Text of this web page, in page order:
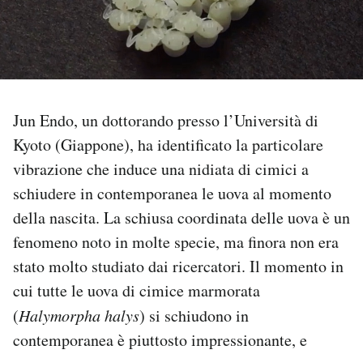
PODCAST
I MIEI PREFERITI
SHOP
CALENDARIO
AREA PERSONALE
Area Personale
Jun Endo, un dottorando presso l’Università di
Kyoto (Giappone), ha identificato la particolare
vibrazione che induce una nidiata di cimici a
schiudere in contemporanea le uova al momento
della nascita. La schiusa coordinata delle uova è un
fenomeno noto in molte specie, ma finora non era
stato molto studiato dai ricercatori. Il momento in
cui tutte le uova di cimice marmorata
(Halymorpha halys) si schiudono in
contemporanea è piuttosto impressionante, e